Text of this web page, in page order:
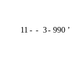
11 - - 3- 990 ʼ